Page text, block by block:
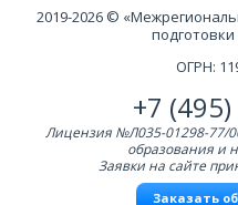
2019-2026 ©
ОГРН:
+7
Лицензия №Л035-01298-77/
образования и
Заявки на сайте
Заказать